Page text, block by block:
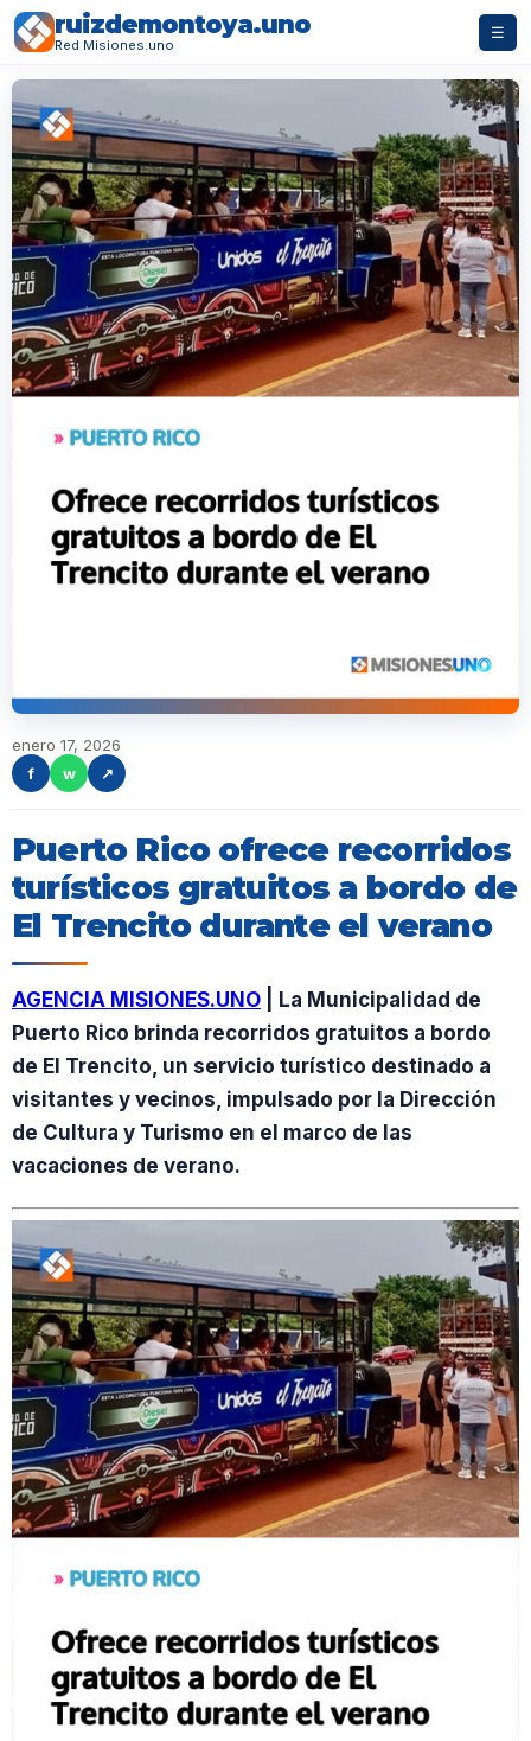
ruizdemontoya.uno
Red Misiones.uno
☰
enero 17, 2026
f
w ↗
Puerto Rico ofrece recorridos
turísticos gratuitos a bordo de
El Trencito durante el verano
AGENCIA MISIONES.UNO | La Municipalidad de
Puerto Rico brinda recorridos gratuitos a bordo
de El Trencito, un servicio turístico destinado a
visitantes y vecinos, impulsado por la Dirección
de Cultura y Turismo en el marco de las
vacaciones de verano.